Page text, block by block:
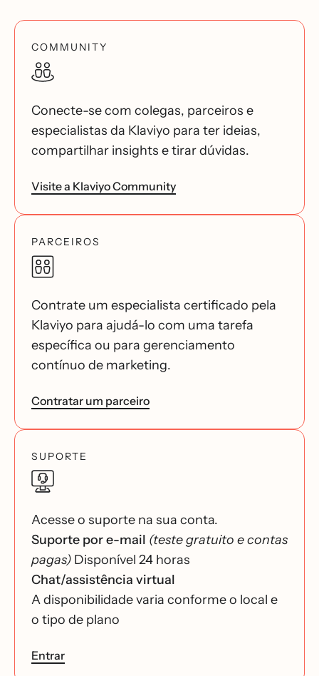
COMMUNITY
Conecte-se com colegas, parceiros e
especialistas da Klaviyo para ter ideias,
compartilhar insights e tirar dúvidas.
Visite a Klaviyo Community
PARCEIROS
Contrate um especialista certificado pela
Klaviyo para ajudá-lo com uma tarefa
específica ou para gerenciamento
contínuo de marketing.
Contratar um parceiro
SUPORTE
Acesse o suporte na sua conta.
Suporte por e-mail (teste gratuito e contas
pagas) Disponível 24 horas
Chat/assistência virtual
A disponibilidade varia conforme o local e
o tipo de plano
Entrar